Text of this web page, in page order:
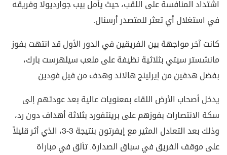
اشتداد المنافسة على اللقب، حيث يأمل بيب جوارديولا وفريقه
في استغلال أي تعثر للمتصدر أرسنال.
كانت آخر مواجهة بين الفريقين في الدور الأول قد انتهت بفوز
مانشستر سيتي بثلاثية نظيفة على ملعب سيلهرست بارك،
بفضل هدفين من إيرلينج هالاند وهدف من فيل فودين.
يدخل أصحاب الأرض اللقاء بمعنويات عالية بعد عودتهم إلى
سكة الانتصارات بفوزهم على برينتفورد بثلاثة أهداف دون رد،
وذلك بعد التعادل المثير مع إيفرتون بنتيجة 3-3، الذي أثر قليلاً
على موقف الفريق في سباق الصدارة. تألق في مباراة